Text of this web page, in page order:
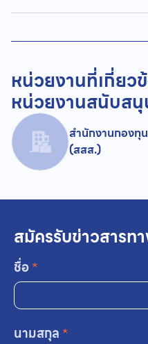
หน่วยงานที่เกี่ยว
หน่วยงานสนับส
สำนักงานกองทุ
(สสส.)
สมัครรับข่าวสารท
ชื่อ*
นามสกุล *